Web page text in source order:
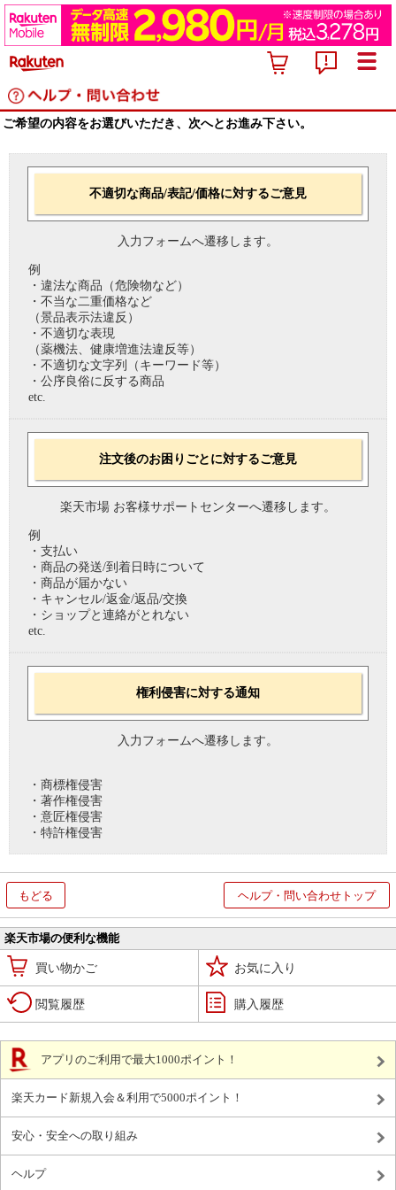
ご希望の内容をお選びいただき、次へとお進み下さい。
不適切な商品/表記/価格に対するご意見
入力フォームへ遷移します。
例
・違法な商品（危険物など）
・不当な二重価格など
（景品表示法違反）
・不適切な表現
（薬機法、健康増進法違反等）
・不適切な文字列（キーワード等）
・公序良俗に反する商品
etc.
注文後のお困りごとに対するご意見
楽天市場 お客様サポートセンターへ遷移します。
例
・支払い
・商品の発送/到着日時について
・商品が届かない
・キャンセル/返金/返品/交換
・ショップと連絡がとれない
etc.
権利侵害に対する通知
入力フォームへ遷移します。
・商標権侵害
・著作権侵害
・意匠権侵害
・特許権侵害
もどる ヘルプ・問い合わせトップ
楽天市場の便利な機能
買い物かご お気に入り
閲覧履歴 購入履歴
アプリのご利用で最大1000ポイント！
楽天カード新規入会＆利用で5000ポイント！
安心・安全への取り組み
ヘルプ